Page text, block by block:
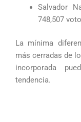
Salvador
748,507
La mínima
más cerradas de
incorporada
tendencia.